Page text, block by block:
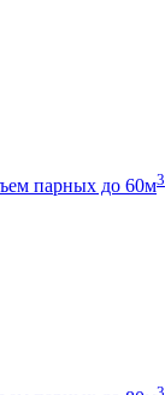
парных до 60м3